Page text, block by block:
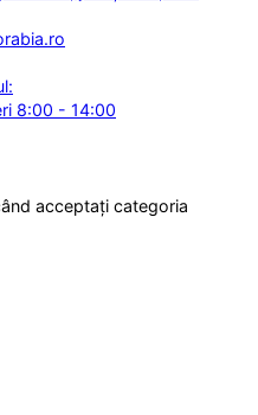
8:00 - 14:00
acceptați categoria